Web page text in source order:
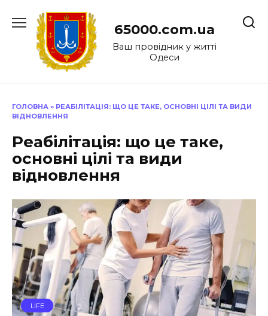
до
65000.com.ua
Ваш провідник у житті
Одеси
ГОЛОВНА » РЕАБІЛІТАЦІЯ: ЩО ЦЕ ТАКЕ, ОСНОВНІ ЦІЛІ ТА ВИДИ
ВІДНОВЛЕННЯ
Реабілітація: що це таке,
основні цілі та види
відновлення
LIFE